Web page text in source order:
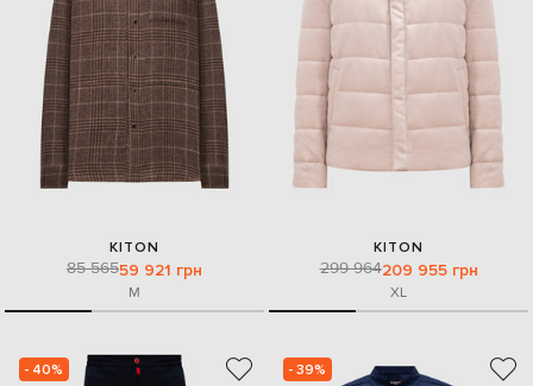
KITON
85 56559 921 грн
M
KITON
299 964209 955 грн
XL
- 40% - 39%